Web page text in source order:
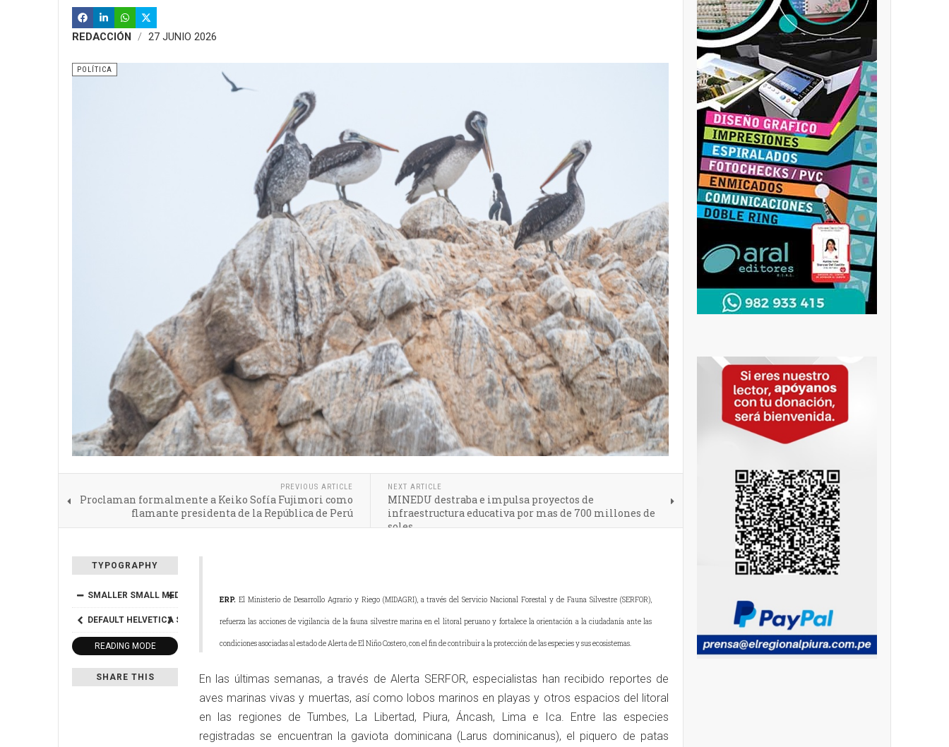
REDACCIÓN 27 JUNIO 2026
POLÍTICA
PREVIOUS ARTICLE
Proclaman formalmente a Keiko Sofía Fujimori como
flamante presidenta de la República de Perú
NEXT ARTICLE
MINEDU destraba e impulsa proyectos de
infraestructura educativa por mas de 700 millones de
soles
TYPOGRAPHY
SMALLER SMALL MEDIUM BIGGER
DEFAULT HELVETICA SEGOE GEORGIA TIMES
READING MODE
SHARE THIS
ERP. El Ministerio de Desarrollo Agrario y Riego (MIDAGRI), a través del Servicio Nacional Forestal y de Fauna Silvestre (SERFOR),
refuerza las acciones de vigilancia de la fauna silvestre marina en el litoral peruano y fortalece la orientación a la ciudadanía ante las
condiciones asociadas al estado de Alerta de El Niño Costero, con el fin de contribuir a la protección de las especies y sus ecosistemas.
En las últimas semanas, a través de Alerta SERFOR, especialistas han recibido reportes de
aves marinas vivas y muertas, así como lobos marinos en playas y otros espacios del litoral
en las regiones de Tumbes, La Libertad, Piura, Áncash, Lima e Ica. Entre las especies
registradas se encuentran la gaviota dominicana (Larus dominicanus), el piquero de patas